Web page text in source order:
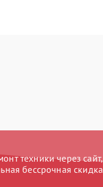
техники через сайт,
бессрочная скидка